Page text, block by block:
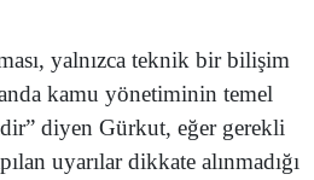
yalnızca teknik bir bilişim
kamu yönetiminin temel
diyen Gürkut, eğer gerekli
uyarılar dikkate alınmadığı